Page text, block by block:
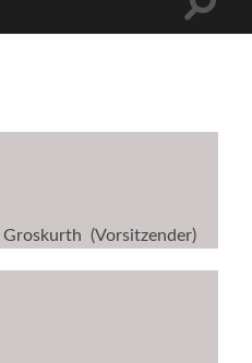
Groskurth (Vorsitzender)